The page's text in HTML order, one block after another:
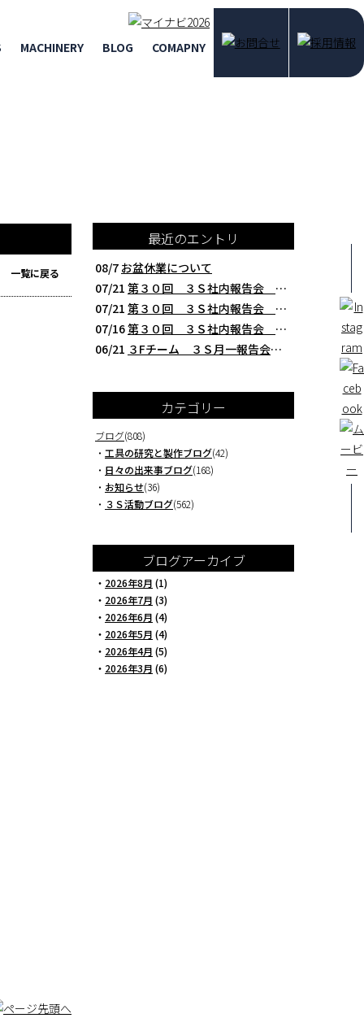
MACHINERY BLOG COMAPNY
一覧に戻る
最近のエントリ
08/7 お盆休業について
07/21 第３０回 ３Ｓ社内報告会 クレアBチーム編 西研の３Ｓ活動（整理・整頓・清掃
07/21 第３０回 ３Ｓ社内報告会 ３Fチーム編 西研の３Ｓ活動（整理・整頓・清掃）
07/16第３０回 ３Ｓ社内報告会 本社製造チーム編 西研の３Ｓ活動（整理・整頓・清掃
06/21 ３Fチーム ３Ｓ月一報告会 ２０２６年５月 切削工具を考える西研より
カテゴリー
ブログ(808)
・ 工具の研究と製作ブログ(42)
・ 日々の出来事ブログ(168)
・ お知らせ(36)
・ ３Ｓ活動ブログ(562)
ブログアーカイブ
・ 2026年8月 (1)
・ 2026年7月 (3)
・ 2026年6月 (4)
・ 2026年5月 (4)
・ 2026年4月 (5)
・ 2026年3月 (6)